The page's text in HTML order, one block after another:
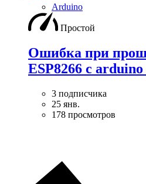
Arduino
Простой
Ошибка при
ESP8266 с arduino
3 подписчика
25 янв.
178 просмотров